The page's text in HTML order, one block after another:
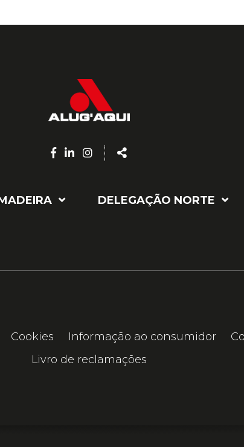
Facebook
Linkedin
Instagram
Share
DELEGAÇÃO NORTE
Cookies Informação ao consumidor
Livro de reclamações